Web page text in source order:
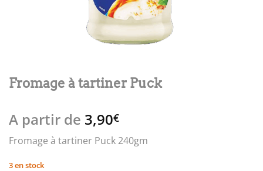
Fromage à tartiner Puck
A partir de 3,90€
Fromage à tartiner Puck 240gm
3 en stock